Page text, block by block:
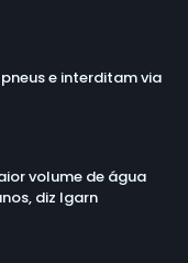
e interditam via
volume de água
diz Igarn